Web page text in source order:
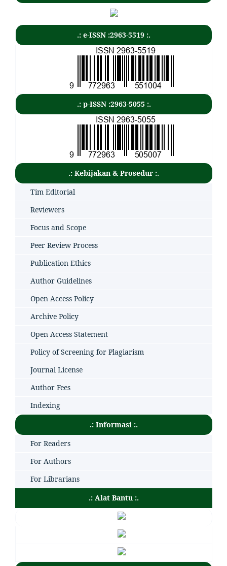
.: e-ISSN :2963-5519 :.
.: p-ISSN :2963-5055 :.
.: Kebijakan & Prosedur :.
Tim Editorial
Reviewers
Focus and Scope
Peer Review Process
Publication Ethics
Author Guidelines
Open Access Policy
Archive Policy
Open Access Statement
Policy of Screening for Plagiarism
Journal License
Author Fees
Indexing
.: Informasi :.
For Readers
For Authors
For Librarians
.: Alat Bantu :.